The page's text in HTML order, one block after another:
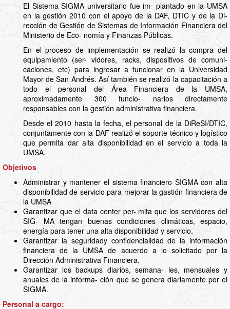
El Sistema SIGMA universitario fue im- plantado en la UMSA
en la gestión 2010 con el apoyo de la DAF, DTIC y de la Di-
rección de Gestión de Sistemas de Información Financiera del
Ministerio de Eco- nomía y Finanzas Públicas.
En el proceso de implementación se realizó la compra del
equipamiento (ser- vidores, racks, dispositivos de comuni-
caciones, etc) para ingresar a funcionar en la Universidad
Mayor de San Andrés. Así también se realizó la capacitación a
todo el personal del Área Financiera de la UMSA,
aproximadamente 300 funcio- narios directamente
responsables con la gestión administrativa financiera.
Desde el 2010 hasta la fecha, el personal de la DiReSI/DTIC,
conjuntamente con la DAF realizó el soporte técnico y logístico
que permita dar alta disponibilidad en el servicio a toda la
UMSA.
Objetivos
Administrar y mantener el sistema financiero SIGMA con alta
disponibilidad de servicio para mejorar la gastión financiera de
la UMSA
Garantizar que el data center per- mita que los servidores del
SIG- MA tengan buenas condiciones climáticas, espacio,
energía para tener una alta disponibilidad y servicio.
Garantizar la seguridady confidencialidad de la información
financiera de la UMSA de acuerdo a lo solicitado por la
Dirección Administrativa Financiera.
Garantizar los backups diarios, semana- les, mensuales y
anuales de la informa- ción que se genera diariamente por el
SIGMA.
Personal a cargo: